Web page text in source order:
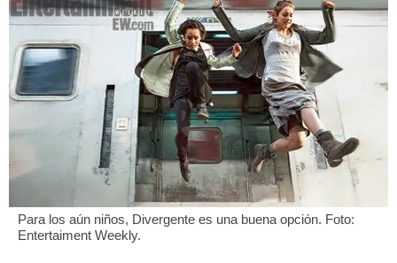
Para los aún niños, Divergente es una buena opción. Foto:
Entertaiment Weekly.